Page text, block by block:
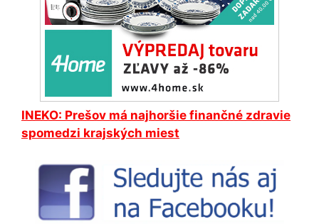
INEKO: Prešov má najhoršie finančné zdravie
spomedzi krajských miest